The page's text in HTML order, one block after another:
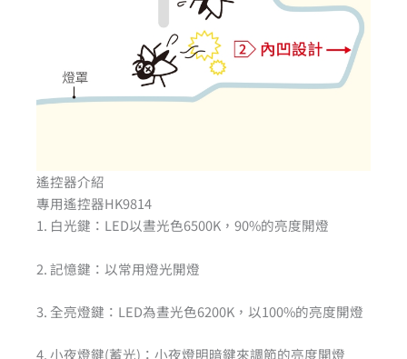
遙控器介紹
專用遙控器HK9814
1. 白光鍵：LED以晝光色6500K，90%的亮度開燈
2. 記憶鍵：以常用燈光開燈
3. 全亮燈鍵：LED為晝光色6200K，以100%的亮度開燈
4. 小夜燈鍵(蓄光)：小夜燈明暗鍵來調節的亮度開燈